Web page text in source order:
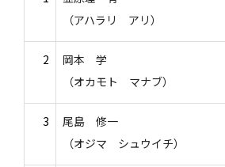
（アハラリ アリ）
2
岡本 学
（オカモト マナブ）
3
尾島 修一
（オジマ シュウイチ）